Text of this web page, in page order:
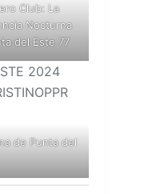
Club: La
Nocturna
del Este 77
de Punta del